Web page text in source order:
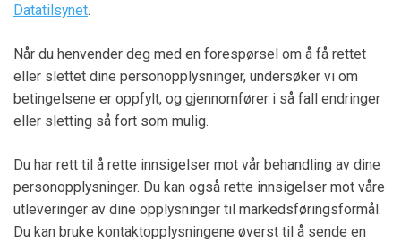
Datatilsynet.
Når du henvender deg med en forespørsel om å få rettet
eller slettet dine personopplysninger, undersøker vi om
betingelsene er oppfylt, og gjennomfører i så fall endringer
eller sletting så fort som mulig.
Du har rett til å rette innsigelser mot vår behandling av dine
personopplysninger. Du kan også rette innsigelser mot våre
utleveringer av dine opplysninger til markedsføringsformål.
Du kan bruke kontaktopplysningene øverst til å sende en